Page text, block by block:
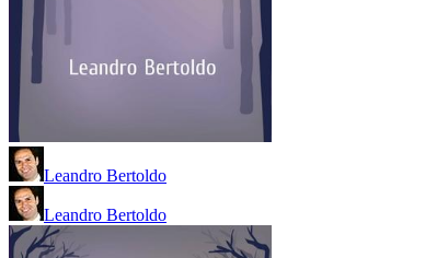
Leandro Bertoldo
Leandro Bertoldo